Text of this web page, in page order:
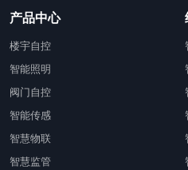
产品中心
楼宇自控
智能照明
阀门自控
智能传感
智慧物联
智慧监管